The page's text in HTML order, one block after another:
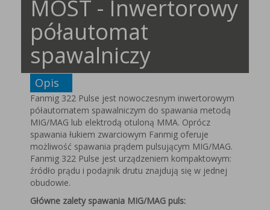
MOST - Inwertorowy
półautomat
spawalniczy
Opis
Fanmig 322 Pulse jest nowoczesnym inwertorowym
półautomatem spawalniczym do spawania metodą
MIG/MAG lub elektrodą otuloną MMA. Oprócz
spawania łukiem zwarciowym Fanmig oferuje
możliwość spawania prądem pulsującym MIG/MAG.
Fanmig 322 Pulse jest urządzeniem kompaktowym:
źródło prądu i podajnik drutu znajdują się w jednej
obudowie.
Główne zalety spawania MIG/MAG puls: